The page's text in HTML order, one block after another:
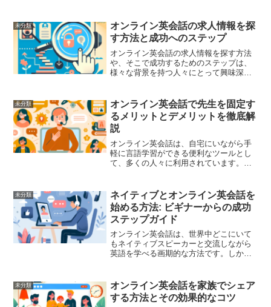
未分類
オンライン英会話の求人情報を探
す方法と成功へのステップ
オンライン英会話の求人情報を探す方法
や、そこで成功するためのステップは、
様々な背景を持つ人々にとって興味深い
での成功までの道筋を詳しく解説してい
きます。初心者でも安心し...
未分類
オンライン英会話で先生を固定す
るメリットとデメリットを徹底解
説
オンライン英会話は、自宅にいながら手
軽に言語学習ができる便利なツールとし
て、多くの人々に利用されています。し
定すべきか否か」という選択です。今回
は、特定の講師を固定して...
未分類
ネイティブとオンライン英会話を
始める方法: ビギナーからの成功
ステップガイド
オンライン英会話は、世界中どこにいて
もネイティブスピーカーと交流しながら
英語を学べる画期的な方法です。しか
ません。このガイドでは、ゼロからオン
ライン英会話を始める手順と...
未分類
オンライン英会話を家族でシェア
する方法とその効果的なコツ